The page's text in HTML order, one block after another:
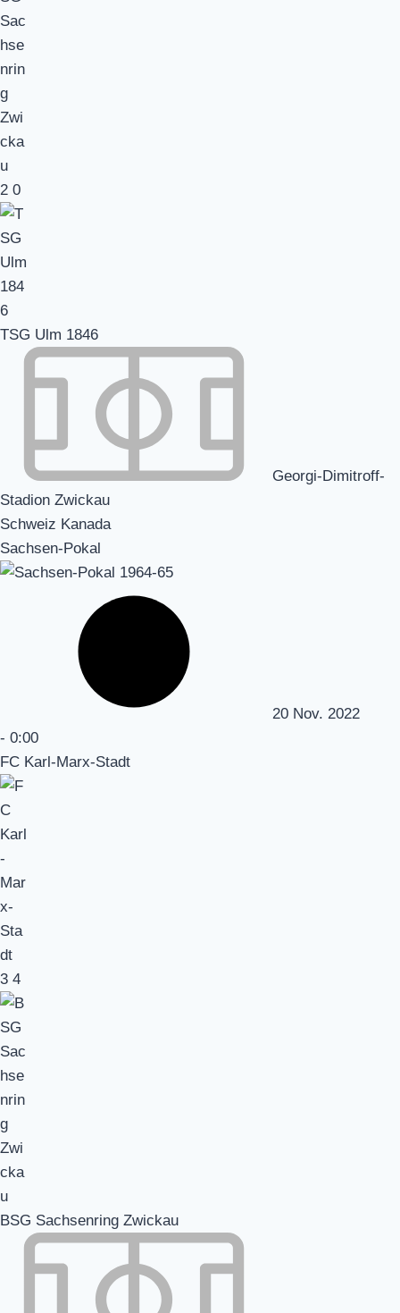
2 0
TSG Ulm 1846
Georgi-Dimitroff-
Stadion Zwickau
Schweiz Kanada
Sachsen-Pokal
20 Nov. 2022
- 0:00
FC Karl-Marx-Stadt
3 4
BSG Sachsenring Zwickau